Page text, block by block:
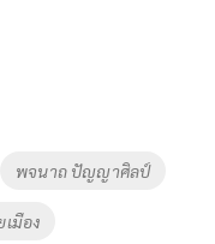
พจนาถ ปัญญาศิลป์
มือง